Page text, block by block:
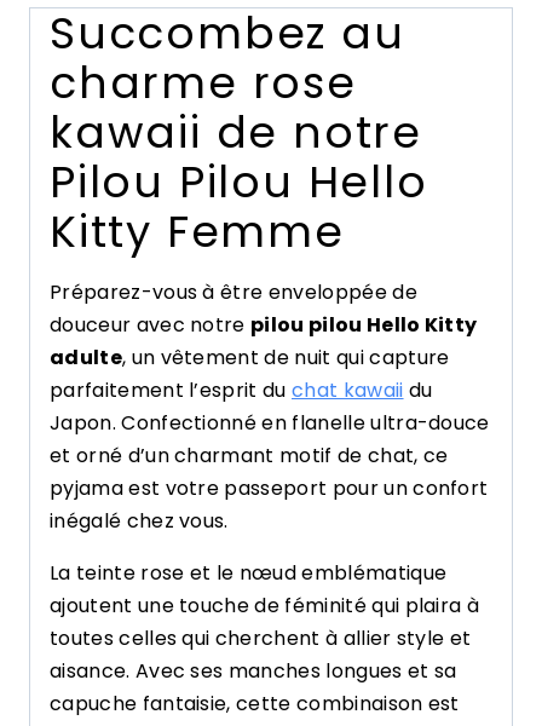
Succombez au
charme rose
kawaii de notre
Pilou Pilou Hello
Kitty Femme
Préparez-vous à être enveloppée de
douceur avec notre pilou pilou Hello Kitty
adulte, un vêtement de nuit qui capture
parfaitement l’esprit duchat kawaii du
Japon. Confectionné en flanelle ultra-douce
et orné d’un charmant motif de chat, ce
pyjama est votre passeport pour un confort
inégalé chez vous.
La teinte rose et le nœud emblématique
ajoutent une touche de féminité qui plaira à
toutes celles qui cherchent à allier style et
aisance. Avec ses manches longues et sa
capuche fantaisie, cette combinaison est